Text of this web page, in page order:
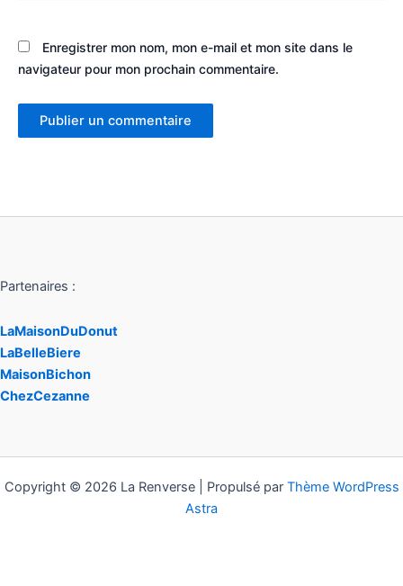
Enregistrer mon nom, mon e-mail et mon site dans le
navigateur pour mon prochain commentaire.
Partenaires :
LaMaisonDuDonut
LaBelleBiere
MaisonBichon
ChezCezanne
Copyright © 2026 La Renverse | Propulsé par Thème WordPress
Astra